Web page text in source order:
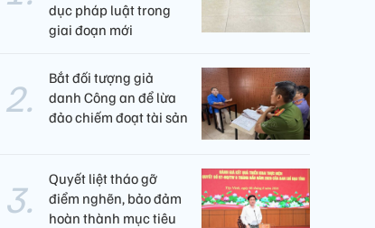
dục pháp luật trong
giai đoạn mới
Bắt đối tượng giả
danh Công an để lừa
đảo chiếm đoạt tài sản
Quyết liệt tháo gỡ
điểm nghẽn, bảo đảm
hoàn thành mục tiêu